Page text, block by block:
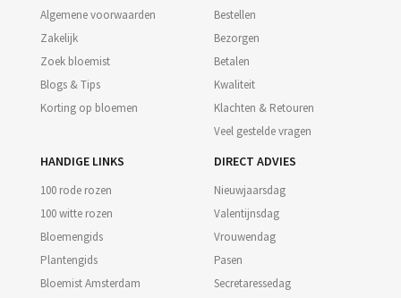
Algemene voorwaarden
Zakelijk
Zoek bloemist
Blogs & Tips
Korting op bloemen
Bestellen
Bezorgen
Betalen
Kwaliteit
Klachten & Retouren
Veel gestelde vragen
HANDIGE LINKS
100 rode rozen
100 witte rozen
Bloemengids
Plantengids
Bloemist Amsterdam
DIRECT ADVIES
Nieuwjaarsdag
Valentijnsdag
Vrouwendag
Pasen
Secretaressedag